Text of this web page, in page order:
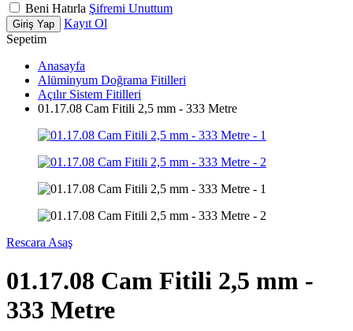
Beni Hatırla Şifremi Unuttum
Giriş Yap
Kayıt Ol
Sepetim
Anasayfa
Alüminyum Doğrama Fitilleri
Açılır Sistem Fitilleri
01.17.08 Cam Fitili 2,5 mm - 333 Metre
Rescara Asaş
01.17.08 Cam Fitili 2,5 mm -
333 Metre